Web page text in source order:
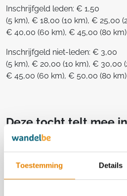
Toestemming Details
Inschrijfgeld leden: € 1,50
(5 km), € 18,00 (10 km), € 25,00
€ 40,00 (60 km), € 45,00 (80 km)
Inschrijfgeld niet-leden: € 3,00
(5 km), € 20,00 (10 km), € 30,00
€ 45,00 (60 km), € 50,00 (80 km)
Deze tocht telt mee
clubkampioenschap
Aantal punten: 1